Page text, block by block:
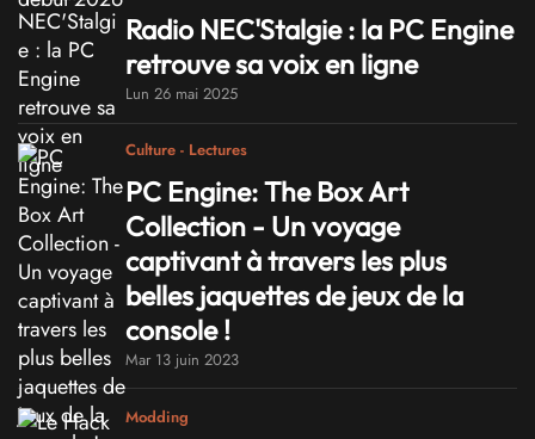
Radio NEC'Stalgie : la PC Engine
retrouve sa voix en ligne
Lun 26 mai 2025
Culture - Lectures
PC Engine: The Box Art
Collection - Un voyage
captivant à travers les plus
belles jaquettes de jeux de la
console !
Mar 13 juin 2023
Modding